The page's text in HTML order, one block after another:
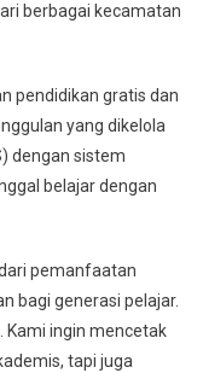
berbagai kecamatan
pendidikan gratis dan
yang dikelola
dengan sistem
belajar dengan
pemanfaatan
bagi generasi pelajar.
Kami ingin mencetak
tapi juga